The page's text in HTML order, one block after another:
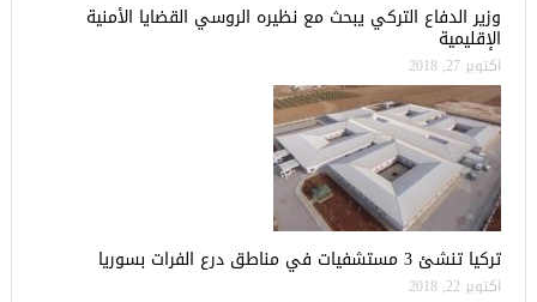
وزير الدفاع التركي يبحث مع نظيره الروسي القضايا الأمنية
الإقليمية
أكتوبر 27, 2018
تركيا تنشئ 3 مستشفيات في مناطق درع الفرات بسوريا
أكتوبر 22, 2018